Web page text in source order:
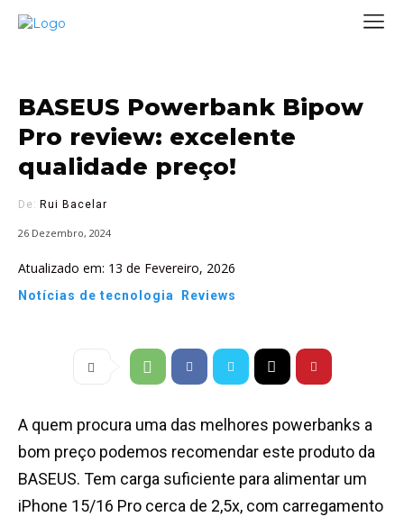
BASEUS Powerbank Bipow
Pro review: excelente
qualidade preço!
De: Rui Bacelar
26 Dezembro, 2024
Atualizado em: 13 de Fevereiro, 2026
Notícias de tecnologia Reviews
A quem procura uma das melhores powerbanks a
bom preço podemos recomendar este produto da
BASEUS. Tem carga suficiente para alimentar um
iPhone 15/16 Pro cerca de 2,5x, com carregamento